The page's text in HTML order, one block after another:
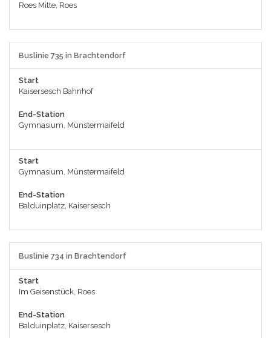
Roes Mitte, Roes
Buslinie 735 in Brachtendorf
Start
Kaisersesch Bahnhof
End-Station
Gymnasium, Münstermaifeld
Start
Gymnasium, Münstermaifeld
End-Station
Balduinplatz, Kaisersesch
Buslinie 734 in Brachtendorf
Start
Im Geisenstück, Roes
End-Station
Balduinplatz, Kaisersesch